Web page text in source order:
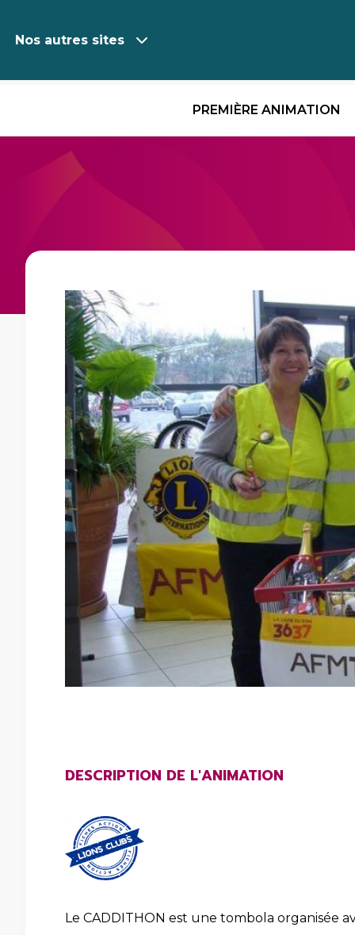
Aller
Nos autres sites
PREMIÈRE ANIMATION
DESCRIPTION DE L'ANIMATION
Le CADDITHON est une tombola organisée